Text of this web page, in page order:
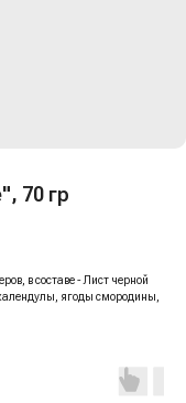
70 гр
в составе - Лист черной
ягоды смородины,